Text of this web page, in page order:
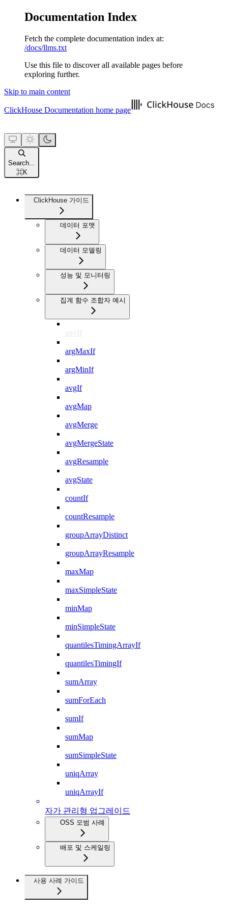
Documentation Index
Fetch the complete documentation index at:
/docs/llms.txt
Use this file to discover all available pages before
exploring further.
Skip to main content
ClickHouse Documentation home page
Search...
⌘K
ClickHouse 가이드
데이터 포맷
데이터 모델링
성능 및 모니터링
집계 함수 조합자 예시
anyIf
argMaxIf
argMinIf
avgIf
avgMap
avgMerge
avgMergeState
avgResample
avgState
countIf
countResample
groupArrayDistinct
groupArrayResample
maxMap
maxSimpleState
minMap
minSimpleState
quantilesTimingArrayIf
quantilesTimingIf
sumArray
sumForEach
sumIf
sumMap
sumSimpleState
uniqArray
uniqArrayIf
자가 관리형 업그레이드
OSS 모범 사례
배포 및 스케일링
사용 사례 가이드